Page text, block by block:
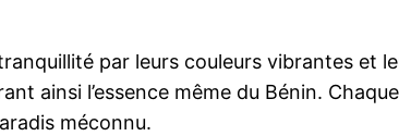
par leurs couleurs vibrantes et
ainsi l’essence même du Bénin.
méconnu.